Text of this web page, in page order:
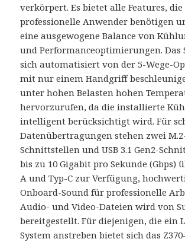
verkörpert. Es bietet alle Features, die
professionelle Anwender benötigen
eine ausgewogene Balance von
und Performanceoptimierungen. Das
sich automatisiert von der 5-Wege-
mit nur einem Handgriff
unter hohen Belasten hohen
hervorzurufen, da die installierte
intelligent berücksichtigt wird. Für
Datenübertragungen stehen zwei
Schnittstellen und USB 3.1 Gen2-
bis zu 10 Gigabit pro Sekunde (Gbps)
A und Typ-C zur Verfügung,
Onboard-Sound für professionelle
Audio- und Video-Dateien wird von
bereitgestellt. Für diejenigen, die ein
System anstreben bietet sich das